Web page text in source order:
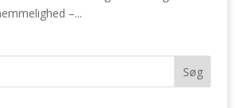
–...